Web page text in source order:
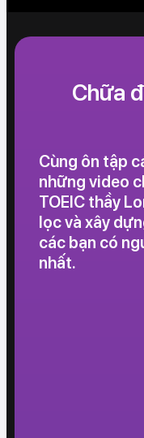
Chữa
Cùng ôn tập
những video
TOEIC thầy
lọc và xây
các bạn có
nhất.